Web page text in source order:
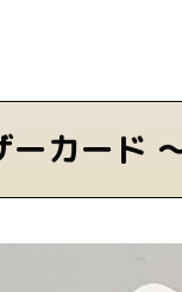
ーカード